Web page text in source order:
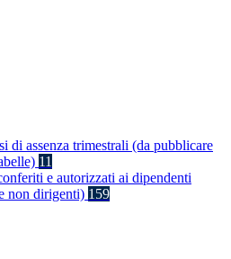
di assenza trimestrali (da pubblicare
11
e autorizzati ai dipendenti
non dirigenti) 159